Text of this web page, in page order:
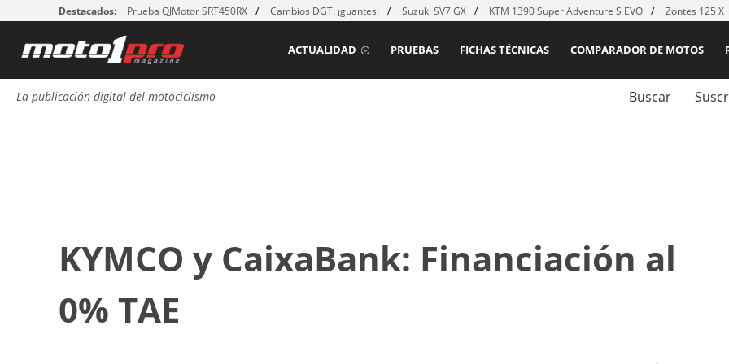
Destacados: Prueba QJMotor SRT450RX Cambios DGT: ¡guantes! Suzuki SV7 GX KTM 1390 Super Adventure S EVO Zontes 125 X
COMPARADOR DE MOTOS
FICHAS TÉCNICAS
PRUEBAS
ACTUALIDAD
La publicación digital del motociclismo Buscar
KYMCO y CaixaBank: Financiación al
0% TAE